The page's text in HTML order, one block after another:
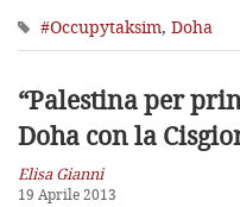
#Occupytaksim, Doha
“Palestina per
Doha con la
Elisa Gianni
19 Aprile 2013